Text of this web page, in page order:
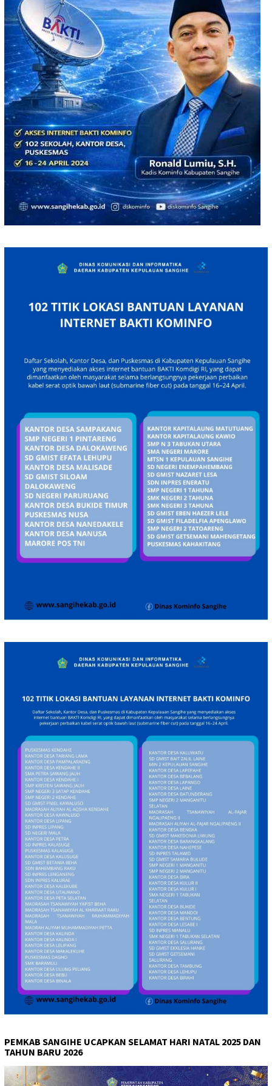
PEMKAB SANGIHE UCAPKAN SELAMAT HARI NATAL 2025 DAN
TAHUN BARU 2026